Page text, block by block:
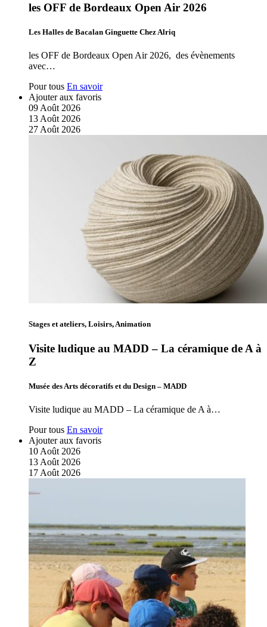
les OFF de Bordeaux Open Air 2026
Les Halles de Bacalan Ginguette Chez Alriq
les OFF de Bordeaux Open Air 2026, des évènements
avec…
Pour tous En savoir
Ajouter aux favoris
09Août 2026
13Août 2026
27Août 2026
Stages et ateliers, Loisirs, Animation
Visite ludique au MADD – La céramique de A à
Z
Musée des Arts décoratifs et du Design – MADD
Visite ludique au MADD – La céramique de A à…
Pour tous En savoir
Ajouter aux favoris
10 Août 2026
13 Août 2026
17 Août 2026